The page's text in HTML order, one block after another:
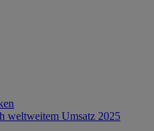
weltweitem Umsatz 2025